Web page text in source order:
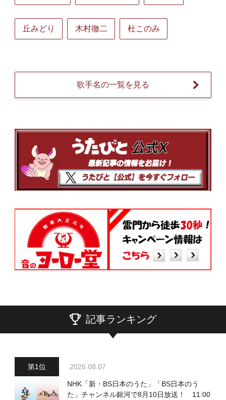
丘みどり 木村徹二 杜このみ
歌手名の一覧を見る
記事ランキング
2026.08.07
NHK「新・BS日本のうた」「BS日本のう
た」チャンネル銀河で8月10日放送！ 11:00